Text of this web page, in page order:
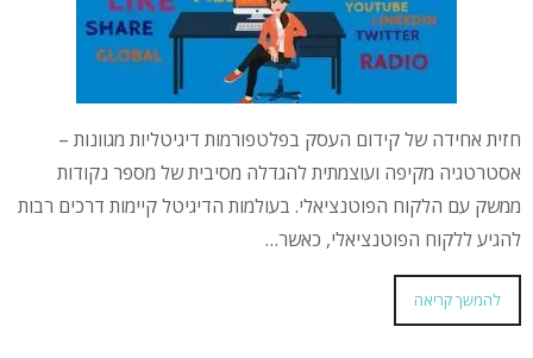
חזית אחידה של קידום העסק בפלטפורמות דיגיטליות מגוונות –
אסטרטגיה מקיפה ועוצמתית להגדלה מסיבית של מספר נקודות
ממשק עם הלקוח הפוטנציאלי. בעולמות הדיגיטל קיימות דרכים רבות
להגיע ללקוח הפוטנציאלי, כאשר…
להמשך קריאה